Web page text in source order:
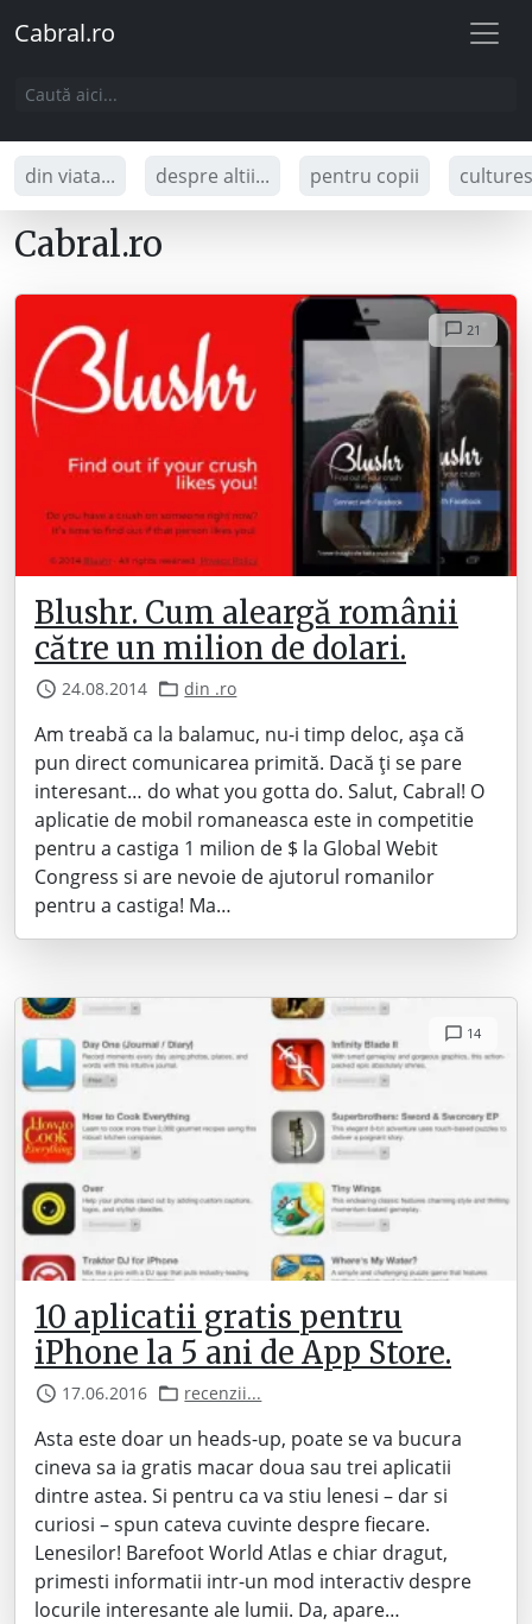
Cabral.ro
din viata... despre altii... pentru copii
Cabral.ro
21
Blushr. Cum aleargă românii
către un milion de dolari.
24.08.2014 din .ro
Am treabă ca la balamuc, nu-i timp deloc, așa că
pun direct comunicarea primită. Dacă ți se pare
interesant… do what you gotta do. Salut, Cabral! O
aplicatie de mobil romaneasca este in competitie
pentru a castiga 1 milion de $ la Global Webit
Congress si are nevoie de ajutorul romanilor
pentru a castiga! Ma…
14
10 aplicatii gratis pentru
iPhone la 5 ani de App Store.
17.06.2016 recenzii...
Asta este doar un heads-up, poate se va bucura
cineva sa ia gratis macar doua sau trei aplicatii
dintre astea. Si pentru ca va stiu lenesi – dar si
curiosi – spun cateva cuvinte despre fiecare.
Lenesilor! Barefoot World Atlas e chiar dragut,
primesti informatii intr-un mod interactiv despre
locurile interesante ale lumii. Da, apare…